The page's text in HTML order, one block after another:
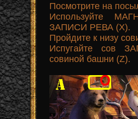
Посмотрите на
Используйте
ЗАПИСИ РЕВА (X).
Пройдите к низу
Испугайте сов
совиной башни (Z).